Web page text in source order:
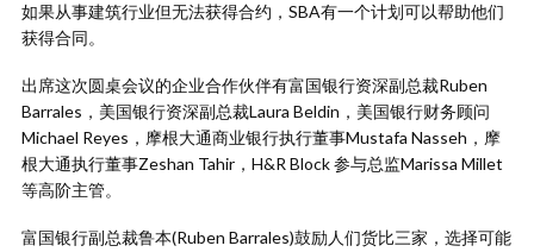
如果从事建筑行业但无法获得合约，SBA有一个计划可以帮助他们
获得合同。
出席这次圆桌会议的企业合作伙伴有富国银行资深副总裁Ruben
Barrales，美国银行资深副总裁Laura Beldin，美国银行财务顾问
Michael Reyes，摩根大通商业银行执行董事Mustafa Nasseh，摩
根大通执行董事Zeshan Tahir，H&R Block 参与总监Marissa Millet
等高阶主管。
富国银行副总裁鲁本(Ruben Barrales)鼓励人们货比三家，选择可能